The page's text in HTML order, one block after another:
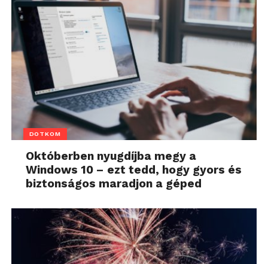
DOTKOM
Októberben nyugdíjba megy a
Windows 10 – ezt tedd, hogy gyors és
biztonságos maradjon a géped